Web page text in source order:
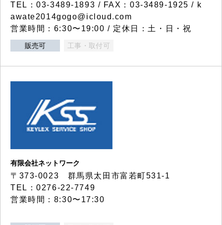
TEL：03-3489-1893 / FAX：03-3489-1925 / k
awate2014gogo@icloud.com
営業時間：6:30〜19:00 / 定休日：土・日・祝
販売可 工事・取付可
有限会社ネットワーク
〒373-0023 群馬県太田市富若町531-1
TEL：0276-22-7749
営業時間：8:30〜17:30